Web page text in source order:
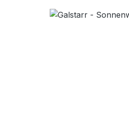
Bildergalerie überspringen